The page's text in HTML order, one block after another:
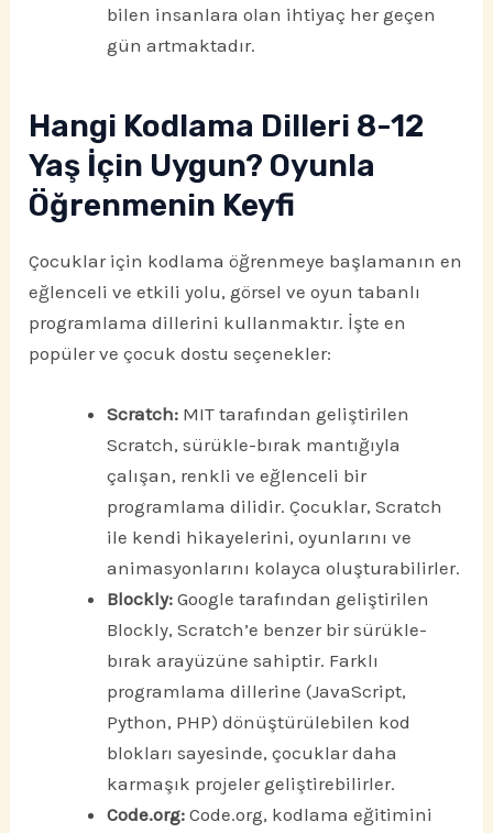
bilen insanlara olan ihtiyaç her geçen
gün artmaktadır.
Hangi Kodlama Dilleri 8-12
Yaş İçin Uygun? Oyunla
Öğrenmenin Keyfi
Çocuklar için kodlama öğrenmeye başlamanın en
eğlenceli ve etkili yolu, görsel ve oyun tabanlı
programlama dillerini kullanmaktır. İşte en
popüler ve çocuk dostu seçenekler:
Scratch: MIT tarafından geliştirilen
Scratch, sürükle-bırak mantığıyla
çalışan, renkli ve eğlenceli bir
programlama dilidir. Çocuklar, Scratch
ile kendi hikayelerini, oyunlarını ve
animasyonlarını kolayca oluşturabilirler.
Blockly: Google tarafından geliştirilen
Blockly, Scratch’e benzer bir sürükle-
bırak arayüzüne sahiptir. Farklı
programlama dillerine (JavaScript,
Python, PHP) dönüştürülebilen kod
blokları sayesinde, çocuklar daha
karmaşık projeler geliştirebilirler.
Code.org: Code.org, kodlama eğitimini